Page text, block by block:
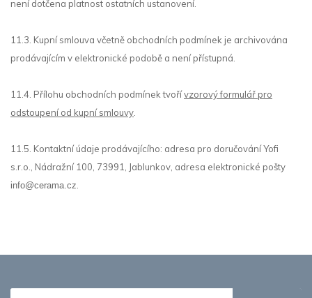
není dotčena platnost ostatních ustanovení.
11.3. Kupní smlouva včetně obchodních podmínek je archivována
prodávajícím v elektronické podobě a není přístupná.
11.4. Přílohu obchodních podmínek tvořívzorový formulář pro
odstoupení od kupní smlouvy
11.5. Kontaktní údaje prodávajícího: adresa pro doručování Yofi
s.r.o., Nádražní 100 73991, Jablunkov adresa elektronické pošty
info@cerama.cz